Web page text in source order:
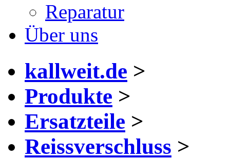
Reparatur
Über uns
kallweit.de >
Produkte >
Ersatzteile >
Reissverschluss >